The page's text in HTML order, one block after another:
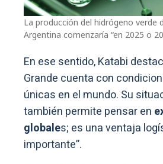
La producción del hidrógeno verde
Argentina comenzaría “en 2025 o
En ese sentido, Katabi
Grande cuenta con
únicas en el mundo. Su
también permite pensar en
globales; es una ventaja
importante”.